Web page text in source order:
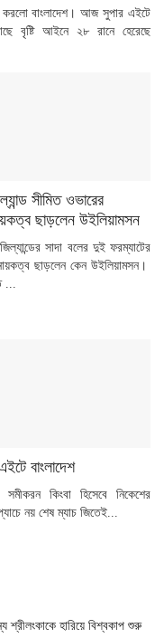
করলো বাংলাদেশ। আজ সুপার এইটে
বৃষ্টি আইনে ২৮ রানে হেরেছে
সীমিত ওভারের
ছাড়লেন উইলিয়ামসন
সাদা বলের দুই ফরম্যাটের
ছাড়লেন কেন উইলিয়ামসন।
...
বাংলাদেশ
কিংবা হিসেবে নিকেশের
নয় শেষ ম্যাচ জিতেই...
শ্রীলংকাকে হারিয়ে বিশ্বকাপ শুরু